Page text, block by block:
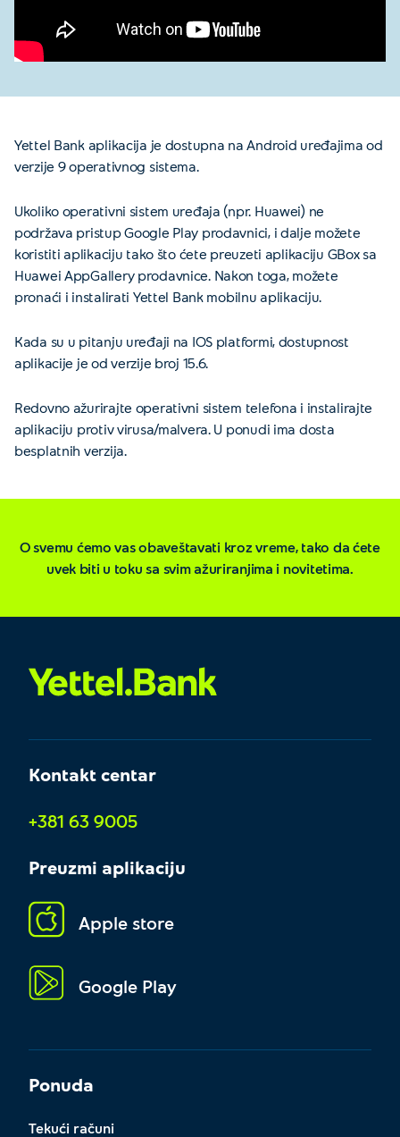
Yettel Bank aplikacija je dostupna na Android uređajima od
verzije 9 operativnog sistema.
Ukoliko operativni sistem uređaja (npr. Huawei) ne
podržava pristup Google Play prodavnici, i dalje možete
koristiti aplikaciju tako što ćete preuzeti aplikaciju GBox sa
Huawei AppGallery prodavnice. Nakon toga, možete
pronaći i instalirati Yettel Bank mobilnu aplikaciju.
Kada su u pitanju uređaji na IOS platformi, dostupnost
aplikacije je od verzije broj 15.6.
Redovno ažurirajte operativni sistem telefona i instalirajte
aplikaciju protiv virusa/malvera. U ponudi ima dosta
besplatnih verzija.
O svemu ćemo vas obaveštavati kroz vreme, tako da ćete
uvek biti u toku sa svim ažuriranjima i novitetima.
Kontakt centar
+381 63 9005
Preuzmi aplikaciju
Apple store
Google Play
Ponuda
Tekući računi